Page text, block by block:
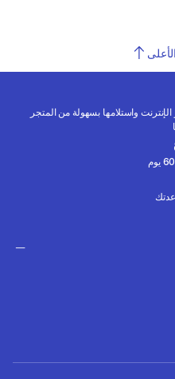
واستلامها بسهولة من المتجر